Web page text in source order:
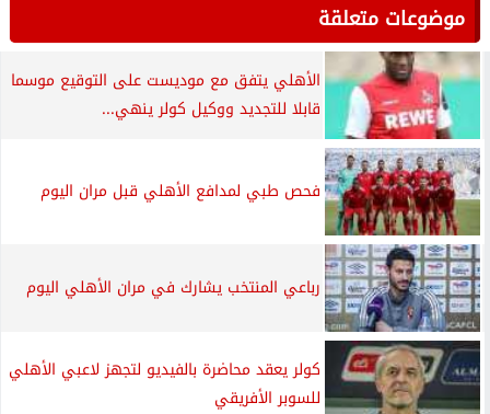
موضوعات متعلقة
الأهلي يتفق مع موديست على التوقيع موسما
قابلا للتجديد ووكيل كولر ينهي...
فحص طبي لمدافع الأهلي قبل مران اليوم
رباعي المنتخب يشارك في مران الأهلي اليوم
كولر يعقد محاضرة بالفيديو لتجهز لاعبي الأهلي
للسوبر الأفريقي